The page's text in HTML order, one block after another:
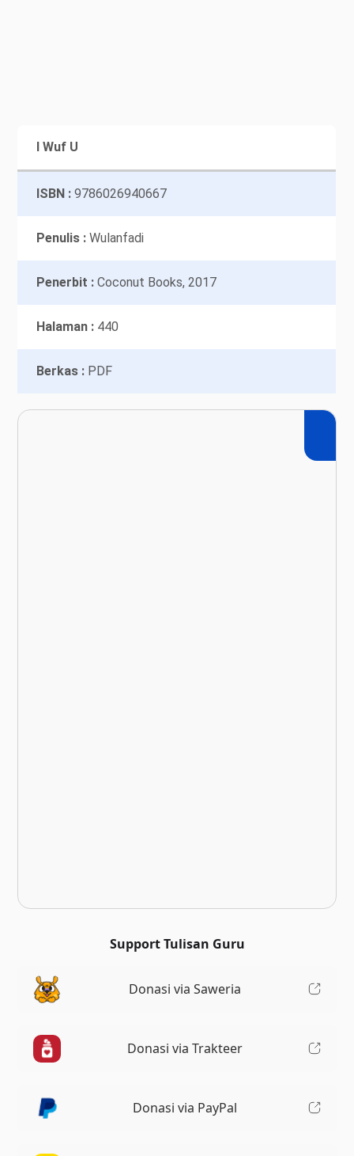
I Wuf U
ISBN :9786026940667
Penulis :Wulanfadi
Penerbit :Coconut Books, 2017
Halaman : 440
Berkas : PDF
Support Tulisan Guru
Donasi via Saweria
Donasi via Trakteer
Donasi via PayPal